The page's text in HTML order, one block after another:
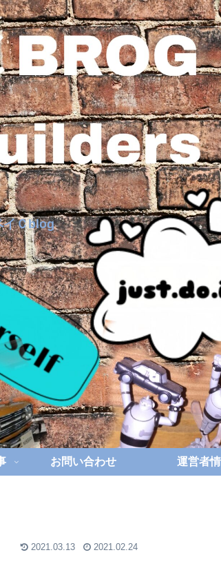
イＣblog
お問い合わせ 運営者
2021.03.13 2021.02.24